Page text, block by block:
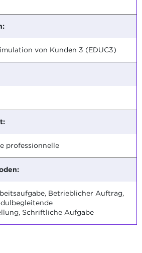
von Kunden 3 (EDUC3)
professionnelle
Betrieblicher Auftrag,
Schriftliche Aufgabe